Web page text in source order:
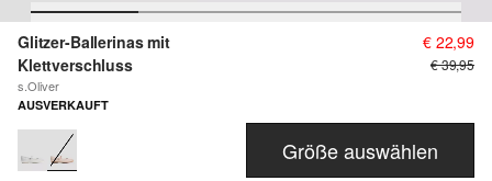
Glitzer-Ballerinas mit
Klettverschluss
s.Oliver
€ 22,99
€ 39,95
AUSVERKAUFT
Größe auswählen